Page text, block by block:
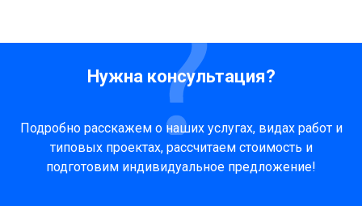
Нужна консультация?
Подробно расскажем о наших услугах, видах работ и
типовых проектах, рассчитаем стоимость и
подготовим индивидуальное предложение!